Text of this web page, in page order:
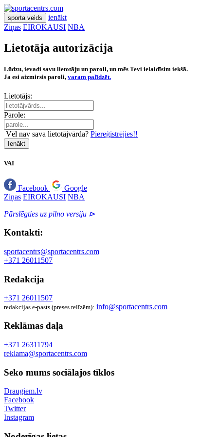
sporta veids
ienākt
Ziņas EIROKAUSI NBA
Lietotāja autorizācija
Lūdzu, ievadi savu lietotāju un paroli, un mēs Tevi ielaidīsim iekšā.
Ja esi aizmirsis paroli, varam palīdzēt.
Lietotājs:
Parole:
Vēl nav sava lietotājvārda? Piereģistrējies!!
Ienākt
VAI
Facebook
Google
Ziņas EIROKAUSI NBA
Pārslēgties uz pilno versiju ⊳
Kontakti:
sportacentrs@sportacentrs.com
+371 26011507
Redakcija
+371 26011507
redakcijas e-pasts (preses relīzēm): info@sportacentrs.com
Reklāmas daļa
+371 26311794
reklama@sportacentrs.com
Seko mums sociālajos tīklos
Draugiem.lv
Facebook
Twitter
Instagram